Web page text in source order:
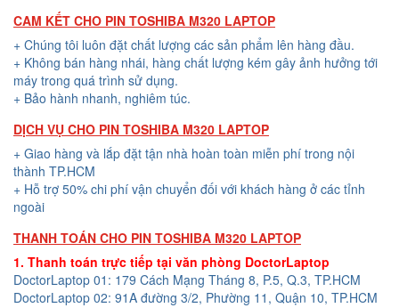
CAM KẾT CHO PIN TOSHIBA M320 LAPTOP
+ Chúng tôi luôn đặt chất lượng các sản phẩm lên hàng đầu.
+ Không bán hàng nhái, hàng chất lượng kém gây ảnh hưởng tới
máy trong quá trình sử dụng.
+ Bảo hành nhanh, nghiêm túc.
DỊCH VỤ CHO PIN TOSHIBA M320 LAPTOP
+ Giao hàng và lắp đặt tận nhà hoàn toàn miễn phí trong nội
thành TP.HCM
+ Hỗ trợ 50% chi phí vận chuyển đối với khách hàng ở các tỉnh
ngoài
THANH TOÁN CHO PIN TOSHIBA M320 LAPTOP
1. Thanh toán trực tiếp tại văn phòng DoctorLaptop
DoctorLaptop 01: 179 Cách Mạng Tháng 8, P.5, Q.3, TP.HCM
DoctorLaptop 02: 91A đường 3/2, Phường 11, Quận 10, TP.HCM